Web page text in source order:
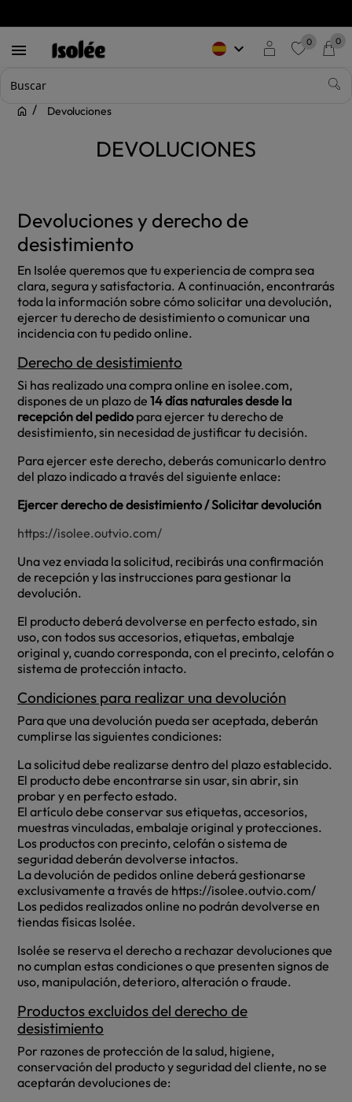
 keyboard_arrow_down 0 0
Devoluciones
DEVOLUCIONES
Devoluciones y derecho de
desistimiento
En Isolée queremos que tu experiencia de compra sea
clara, segura y satisfactoria. A continuación, encontrarás
toda la información sobre cómo solicitar una devolución,
ejercer tu derecho de desistimiento o comunicar una
incidencia con tu pedido online.
Derecho de desistimiento
Si has realizado una compra online en isolee.com,
dispones de un plazo de 14 días naturales desde la
recepción del pedido para ejercer tu derecho de
desistimiento, sin necesidad de justificar tu decisión.
Para ejercer este derecho, deberás comunicarlo dentro
del plazo indicado a través del siguiente enlace:
Ejercer derecho de desistimiento / Solicitar devolución
https://isolee.outvio.com/
Una vez enviada la solicitud, recibirás una confirmación
de recepción y las instrucciones para gestionar la
devolución.
El producto deberá devolverse en perfecto estado, sin
uso, con todos sus accesorios, etiquetas, embalaje
original y, cuando corresponda, con el precinto, celofán o
sistema de protección intacto.
Condiciones para realizar una devolución
Para que una devolución pueda ser aceptada, deberán
cumplirse las siguientes condiciones:
La solicitud debe realizarse dentro del plazo establecido.
El producto debe encontrarse sin usar, sin abrir, sin
probar y en perfecto estado.
El artículo debe conservar sus etiquetas, accesorios,
muestras vinculadas, embalaje original y protecciones.
Los productos con precinto, celofán o sistema de
seguridad deberán devolverse intactos.
La devolución de pedidos online deberá gestionarse
exclusivamente a través de https://isolee.outvio.com/
Los pedidos realizados online no podrán devolverse en
tiendas físicas Isolée.
Isolée se reserva el derecho a rechazar devoluciones que
no cumplan estas condiciones o que presenten signos de
uso, manipulación, deterioro, alteración o fraude.
Productos excluidos del derecho de
desistimiento
Por razones de protección de la salud, higiene,
conservación del producto y seguridad del cliente, no se
aceptarán devoluciones de: